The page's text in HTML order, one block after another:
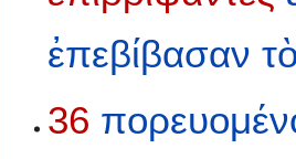
ἐπεβίβασαν
36